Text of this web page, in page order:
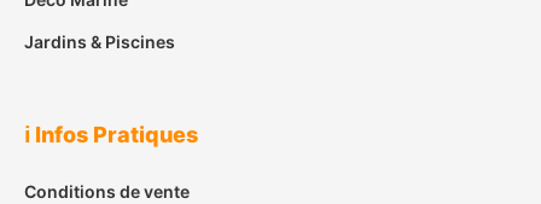
Jardins & Piscines
ℹ️ Infos Pratiques
Conditions de vente